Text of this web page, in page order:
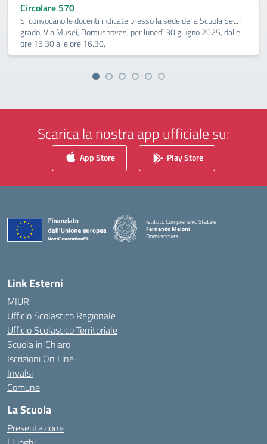
Circolare 570
Si convocano le docenti indicate presso la sede della Scuola Sec. I
grado, Via Musei, Domusnovas, per lunedì 30 giugno 2025, dalle
ore 15.30 alle ore 16.30,
Scarica la nostra app ufficiale su:
App Store Play Store
Istituto Comprensivo Statale
Fernando Meloni
Domusnovas
Link Esterni
MIUR
Ufficio Scolastico Regionale
Ufficio Scolastico Territoriale
Scuola in Chiaro
Iscrizioni On Line
Invalsi
Comune
La Scuola
Presentazione